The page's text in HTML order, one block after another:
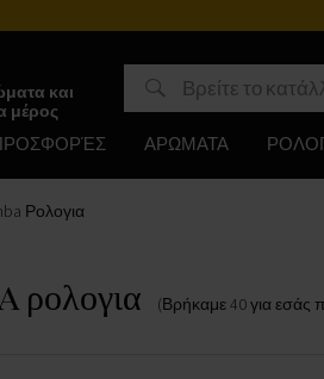
και
μέρος
ΑΡΩΜΑΤΑ
Ρολογια
(Βρήκαμε40για εσάς